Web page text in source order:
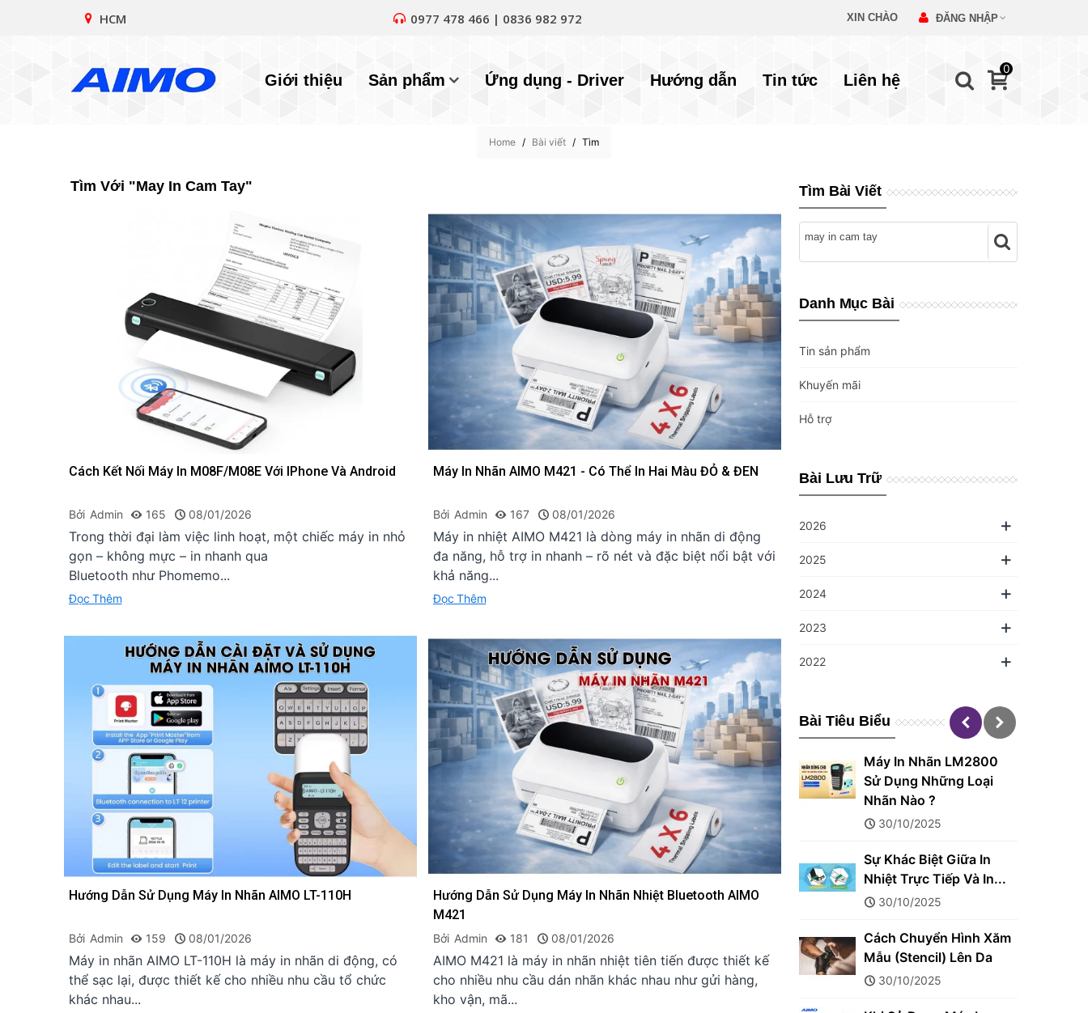
HCM 0977 478 466 | 0836 982 972 XIN CHÀO ĐĂNG NHẬP
Giới thiệu Sản phẩm Ứng dụng - Driver Hướng dẫn Tin tức Liên hệ
0
Home / Bài viết / Tìm
Tìm Bài Viết
Danh Mục Bài
Tin sản phẩm
Khuyến mãi
Hỗ trợ
Bài Lưu Trữ
2026
2025
2024
2023
2022
Bài Tiêu Biểu
Cách Kết Nối Máy In
M08F/M08E Với IPhone
Và...
08/01/2026
Máy In Nhãn AIMO
M421 - Có Thể In Hai
Màu ĐỎ & ĐEN
Hướng Dẫn Sử Dụng
Máy In Nhãn AIMO LT-
Máy In Nhãn LM2800
Sử Dụng Những Loại
Nhãn Nào ?
30/10/2025
Sự Khác Biệt Giữa In
Nhiệt Trực Tiếp Và In...
30/10/2025
Cách Chuyển Hình Xăm
Mẫu (Stencil) Lên Da
30/10/2025
Tìm Với "may In Cam Tay"
Cách Kết Nối Máy In M08F/M08E Với IPhone Và Android
Bởi Admin 165 08/01/2026
Trong thời đại làm việc linh hoạt, một chiếc máy in nhỏ
gọn – không mực – in nhanh qua
Bluetooth như Phomemo...
Đọc Thêm
Máy In Nhãn AIMO M421 - Có Thể In Hai Màu ĐỎ & ĐEN
Bởi Admin 167 08/01/2026
Máy in nhiệt AIMO M421 là dòng máy in nhãn di động
đa năng, hỗ trợ in nhanh – rõ nét và đặc biệt nổi bật với
khả năng...
Đọc Thêm
Hướng Dẫn Sử Dụng Máy In Nhãn AIMO LT-110H
Bởi Admin 159 08/01/2026
Máy in nhãn AIMO LT-110H là máy in nhãn di động, có
thể sạc lại, được thiết kế cho nhiều nhu cầu tổ chức
khác nhau...
Hướng Dẫn Sử Dụng Máy In Nhãn Nhiệt Bluetooth AIMO
M421
Bởi Admin 181 08/01/2026
AIMO M421 là máy in nhãn nhiệt tiên tiến được thiết kế
cho nhiều nhu cầu dán nhãn khác nhau như gửi hàng,
kho vận, mã...